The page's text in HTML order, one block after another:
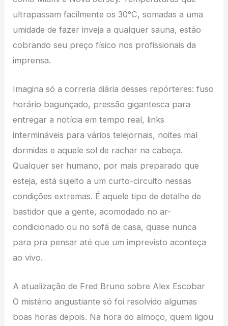
ultrapassam facilmente os 30°C, somadas a uma
umidade de fazer inveja a qualquer sauna, estão
cobrando seu preço físico nos profissionais da
imprensa.
Imagina só a correria diária desses repórteres: fuso
horário bagunçado, pressão gigantesca para
entregar a notícia em tempo real, links
intermináveis para vários telejornais, noites mal
dormidas e aquele sol de rachar na cabeça.
Qualquer ser humano, por mais preparado que
esteja, está sujeito a um curto-circuito nessas
condições extremas. É aquele tipo de detalhe de
bastidor que a gente, acomodado no ar-
condicionado ou no sofá de casa, quase nunca
para pra pensar até que um imprevisto aconteça
ao vivo.
A atualização de Fred Bruno sobre Alex Escobar
O mistério angustiante só foi resolvido algumas
boas horas depois. Na hora do almoço, quem ligou